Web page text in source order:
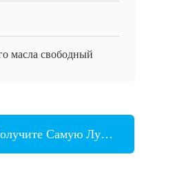
масла свободный
Самую Лучшую Цену